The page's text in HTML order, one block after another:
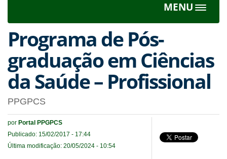
MENU
Toggle
Programa de Pós-
graduação em Ciências
da Saúde – Profissional
PPGPCS
por Portal PPGPCS
Publicado: 15/02/2017 - 17:44
Última modificação: 20/05/2024 - 10:54